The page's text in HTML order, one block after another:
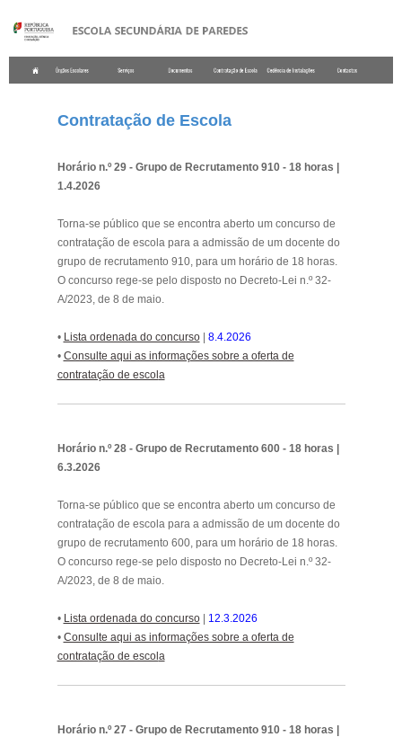
Contratação de Escola
Horário n.º 29 - Grupo de Recrutamento 910 - 18 horas |
1.4.2026
Torna-se público que se encontra aberto um concurso de
contratação de escola para a admissão de um docente do
grupo de recrutamento 910, para um horário de 18 horas.
O concurso rege-se pelo disposto no Decreto-Lei n.º 32-
A/2023, de 8 de maio.
• Lista ordenada do concurso| 8.4.2026
• Consulte aqui as informações sobre a oferta de
contratação de escola
Horário n.º 28 - Grupo de Recrutamento 600 - 18 horas |
6.3.2026
Torna-se público que se encontra aberto um concurso de
contratação de escola para a admissão de um docente do
grupo de recrutamento 600, para um horário de 18 horas.
O concurso rege-se pelo disposto no Decreto-Lei n.º 32-
A/2023, de 8 de maio.
• Lista ordenada do concurso| 12.3.2026
• Consulte aqui as informações sobre a oferta de
contratação de escola
Horário n.º 27 - Grupo de Recrutamento 910 - 18 horas |